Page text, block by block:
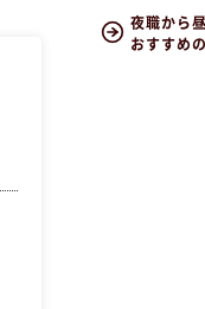
夜職から
おすすめ